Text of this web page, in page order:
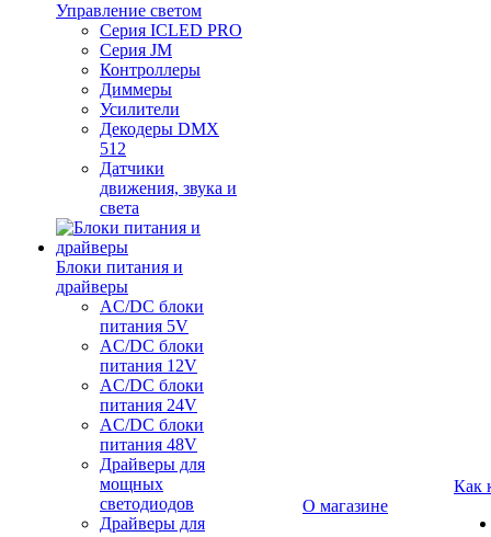
Управление светом
Серия ICLED PRO
Серия JM
Контроллеры
Диммеры
Усилители
Декодеры DMX
512
Датчики
движения, звука и
света
Блоки питания и
драйверы
AC/DC блоки
питания 5V
AC/DC блоки
питания 12V
AC/DC блоки
питания 24V
AC/DC блоки
питания 48V
Драйверы для
мощных
светодиодов
Драйверы для
О магазине
Как